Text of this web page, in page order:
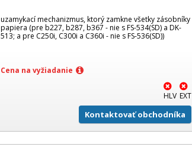
uzamykací mechanizmus, ktorý zamkne všetky zásobníky
papiera (pre b227, b287, b367 - nie s FS-534(SD) a DK-
513; a pre C250i, C300i a C360i - nie s FS-536(SD))
Cena na vyžiadanie
HLV EXT
Kontaktovať obchodníka